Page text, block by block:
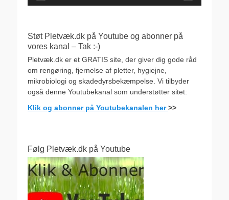
Støt Pletvæk.dk på Youtube og abonner på
vores kanal – Tak :-)
Pletvæk.dk er et GRATIS site, der giver dig gode råd
om rengøring, fjernelse af pletter, hygiejne,
mikrobiologi og skadedyrsbekæmpelse. Vi tilbyder
også denne Youtubekanal som understøtter sitet:
Klik og abonner på Youtubekanalen her>>
Følg Pletvæk.dk på Youtube